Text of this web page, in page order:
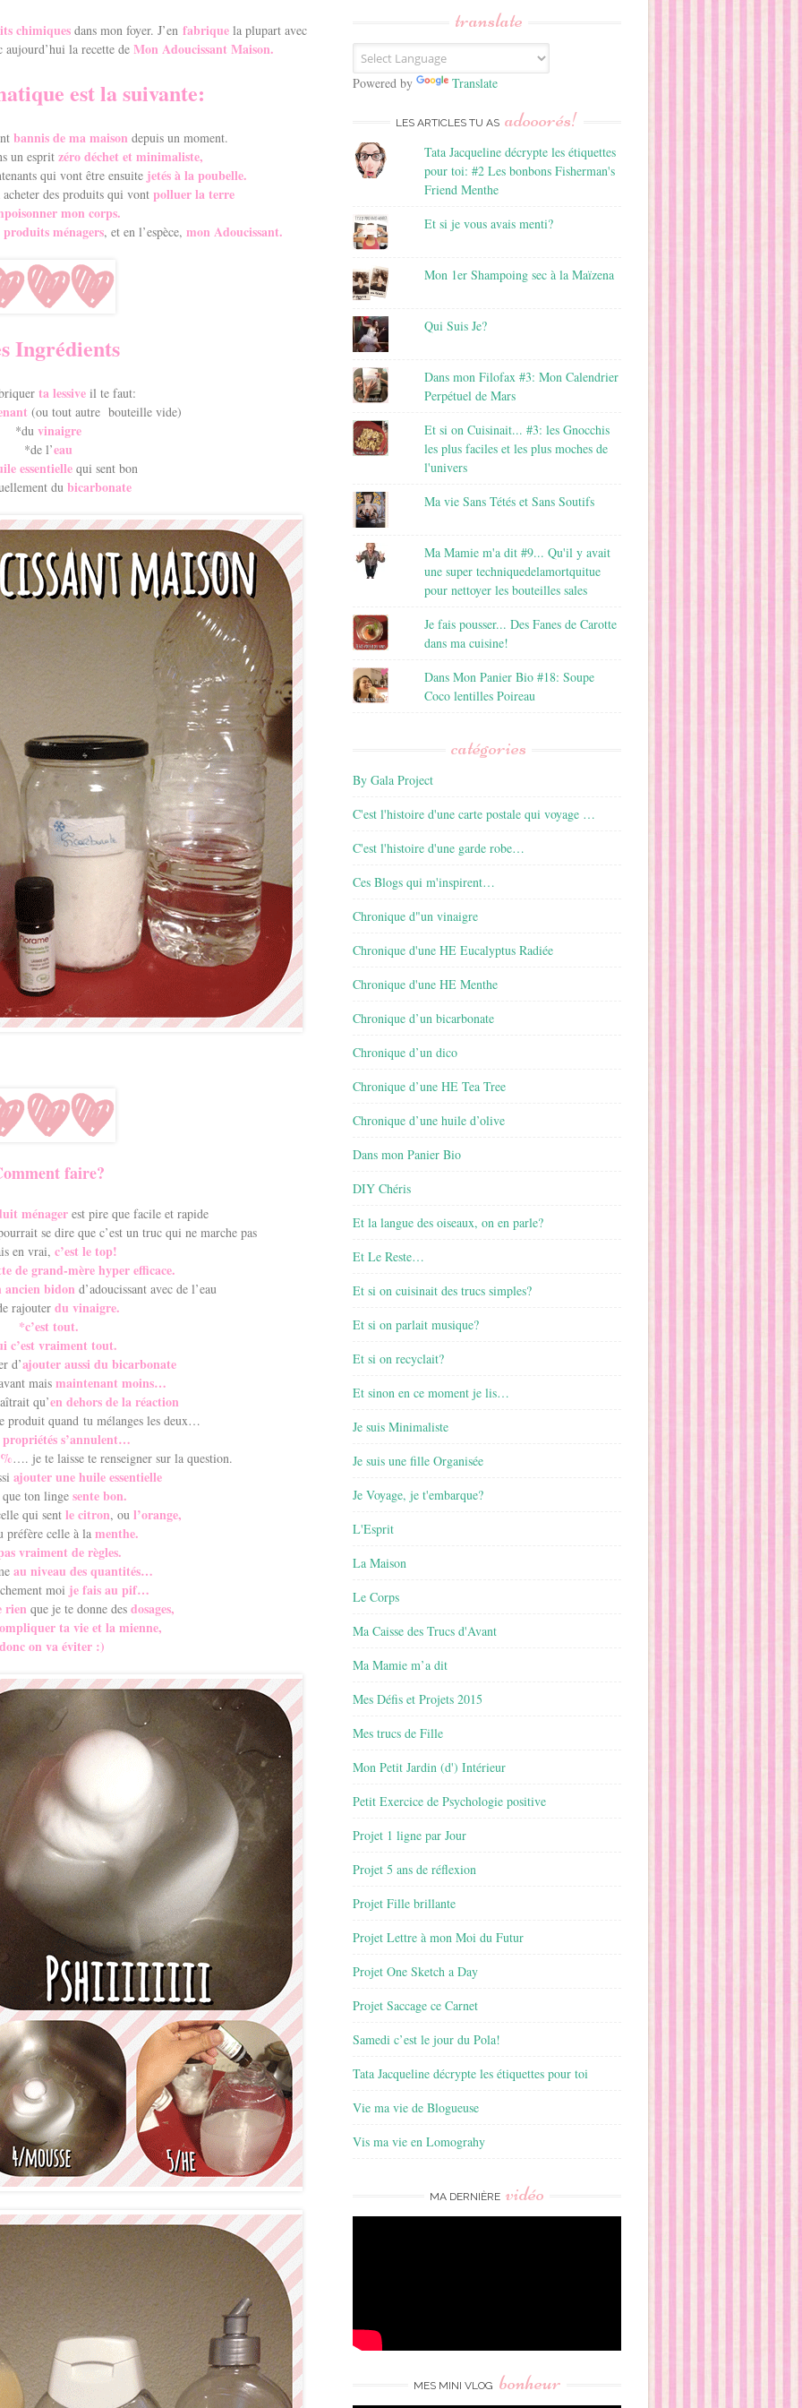
chimiques dans mon foyer. J’en fabrique la plupart avec
la recette de Mon Adoucissant Maison.
est la suivante:
bannis de ma maison depuis un moment.
un esprit zéro déchet et minimaliste,
qui vont être ensuite jetés à la poubelle.
des produits qui vont polluer la terre
mon corps.
ménagers, et en l’espèce, mon Adoucissant.
Ingrédients
ta lessive il te faut:
(ou tout autre bouteille vide)
*du vinaigre
*de l’eau
essentiellequi sent bon
du bicarbonate
faire?
ménager est pire que facile et rapide
se dire que c’est un truc qui ne marche pas
en vrai, c’est le top!
de grand-mère hyper efficace.
ancien bidon d’adoucissant avec de l’eau
rajouter du vinaigre.
*c’est tout.
c’est vraiment tout.
d’ajouter aussi du bicarbonate
maismaintenant moins…
qu’en dehors de la réaction
produit quand tu mélanges les deux…
s’annulent…
…. je te laisse te renseigner sur la question.
ajouter une huile essentielle
ton linge sente bon.
qui sentle citron, ou l’orange,
préfère celle à la menthe.
vraiment de règles.
au niveau des quantités…
moi je fais au pif…
rien que je te donne des dosages,
ta vie et la mienne,
on va éviter :)
E
m
a
translate
Powered by Translate
LES ARTICLES TU AS adooorés!
Tata Jacqueline décrypte les étiquettes
pour toi: #2 Les bonbons Fisherman's
Friend Menthe
Et si je vous avais menti?
Mon 1er Shampoing sec à la Maïzena
Qui Suis Je?
Dans mon Filofax #3: Mon Calendrier
Perpétuel de Mars
Et si on Cuisinait... #3: les Gnocchis
les plus faciles et les plus moches de
l'univers
Ma vie Sans Tétés et Sans Soutifs
Ma Mamie m'a dit #9... Qu'il y avait
une super techniquedelamortquitue
pour nettoyer les bouteilles sales
Je fais pousser... Des Fanes de Carotte
dans ma cuisine!
Dans Mon Panier Bio #18: Soupe
Coco lentilles Poireau
catégories
By Gala Project
C'est l'histoire d'une carte postale qui voyage …
C'est l'histoire d'une garde robe…
Ces Blogs qui m'inspirent…
Chronique d"un vinaigre
Chronique d'une HE Eucalyptus Radiée
Chronique d'une HE Menthe
Chronique d’un bicarbonate
Chronique d’un dico
Chronique d’une HE Tea Tree
Chronique d’une huile d’olive
Dans mon Panier Bio
DIY Chéris
Et la langue des oiseaux, on en parle?
Et Le Reste…
Et si on cuisinait des trucs simples?
Et si on parlait musique?
Et si on recyclait?
Et sinon en ce moment je lis…
Je suis Minimaliste
Je suis une fille Organisée
Je Voyage, je t'embarque?
L'Esprit
La Maison
Le Corps
Ma Caisse des Trucs d'Avant
Ma Mamie m’a dit
Mes Défis et Projets 2015
Mes trucs de Fille
Mon Petit Jardin (d') Intérieur
Petit Exercice de Psychologie positive
Projet 1 ligne par Jour
Projet 5 ans de réflexion
Projet Fille brillante
Projet Lettre à mon Moi du Futur
Projet One Sketch a Day
Projet Saccage ce Carnet
Samedi c’est le jour du Pola!
Tata Jacqueline décrypte les étiquettes pour toi
Vie ma vie de Blogueuse
Vis ma vie en Lomograhy
MA DERNIÈRE vidéo
MES MINI VLOG bonheur